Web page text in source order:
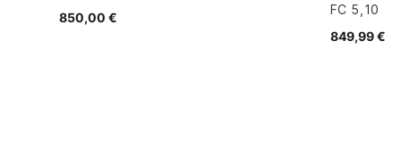
850,00 €
FC 5,10
849,99 €